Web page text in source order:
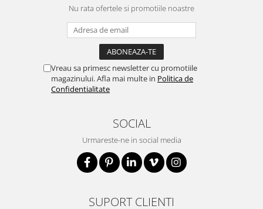
Nu rata ofertele si promotiile noastre
Vreau sa primesc newsletter cu promotiile
magazinului. Afla mai multe in Politica de
Confidentialitate
SOCIAL
Urmareste-ne in social media
SUPORT CLIENTI